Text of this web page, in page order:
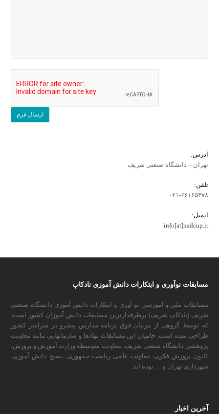
آدرس:
تهران – دانشگاه صنعتی شریف
تلفن:
۰۲۱-۶۶۱۶۵۳۷۸
ایمیل:
info[at]nadcup.ir
مسابقات نوآوری و ابتکارات دانش آموزی نادکاپ
مسابقات ملی و آموزشی نو آوری و ابتکارات دانش آموزی دانشگاه صنعتی
شریف (نادکاپ شریف) پرطرفدارترین مسابقات دانش آموزان کشور است،
که توسط گروهی از مربیان فوق برنامه مدارس پیشرو در سراسر کشور
طراحی شده است. حامیان این مسابقات نهادها و سازمانهایی مانند معاونت
پژوهشی دانشگاه صنعتی شریف، معاونت متوسطه وزارت آموزش و پرورش،
کانون پرورش فکری، معاونت علمی ریاست جمهوری، بسیج دانش آموزی،
شهرداری تهران و … بوده اند.
آخرین اخبار